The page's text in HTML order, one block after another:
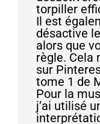
torpiller
Il est
désactive
alors que
règle. Cela
sur
tome 1 de
Pour la
j’ai utilisé